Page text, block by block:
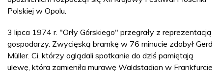
Polskiej w Opolu.
3 lipca 1974 r. "Orły Górskiego" przegrały z reprezentacją
gospodarzy. Zwycięską bramkę w 76 minucie zdobył Gerd
Müller. Ci, którzy oglądali spotkanie do dziś pamiętają
ulewę, która zamieniła murawę Waldstadion w Frankfurcie